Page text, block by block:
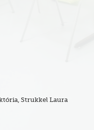
Strukkel Laura